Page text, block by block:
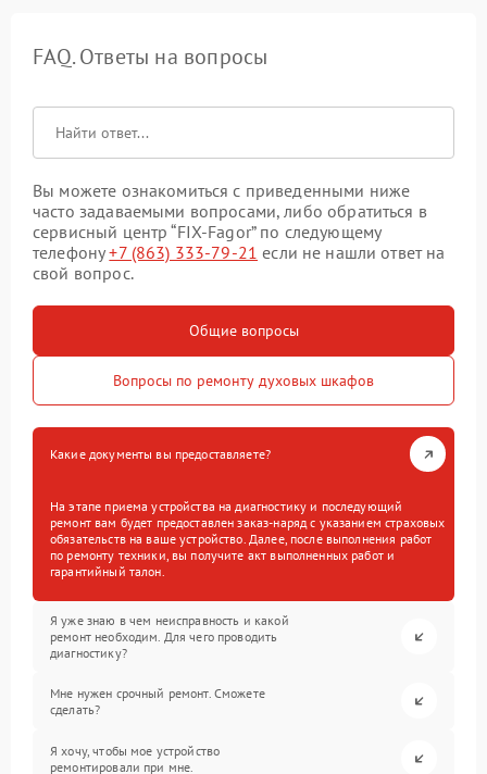
FAQ. Ответы на вопросы
Вы можете ознакомиться с приведенными ниже
часто задаваемыми вопросами, либо обратиться в
сервисный центр “FIX-Fagor” по следующему
телефону+7 (863) 333-79-21 если не нашли ответ на
свой вопрос.
Общие вопросы
Вопросы по ремонту духовых шкафов
Какие документы вы предоставляете?
На этапе приема устройства на диагностику и последующий
ремонт вам будет предоставлен заказ-наряд с указанием страховых
обязательств на ваше устройство. Далее, после выполнения работ
по ремонту техники, вы получите акт выполненных работ и
гарантийный талон.
Я уже знаю в чем неисправность и какой
ремонт необходим. Для чего проводить
диагностику?
Мне нужен срочный ремонт. Сможете
сделать?
Я хочу, чтобы мое устройство
ремонтировали при мне.